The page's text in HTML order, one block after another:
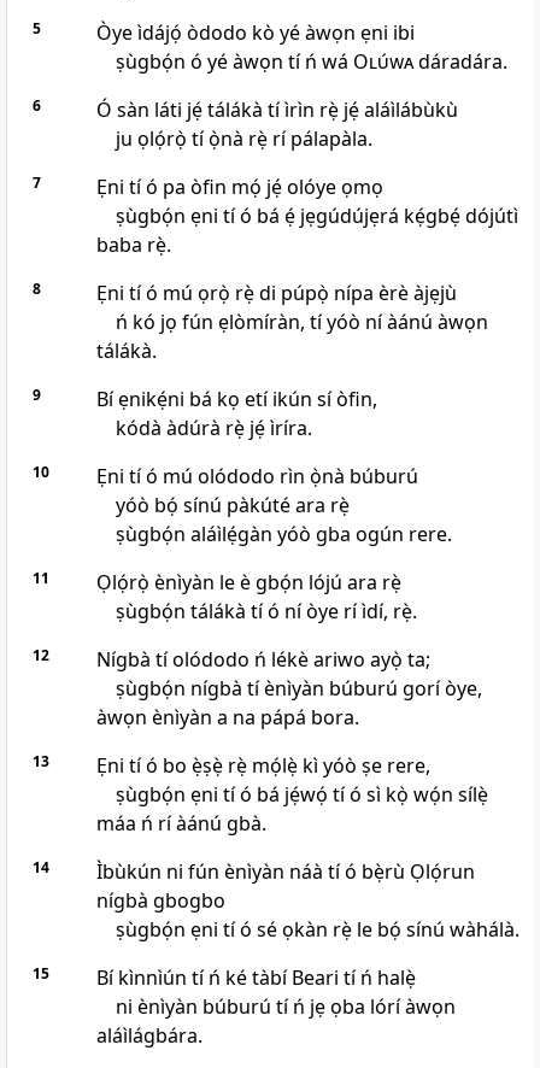
5
Òye ìdájọ́ òdodo kò yé àwọn ẹni ibi
ṣùgbọ́n ó yé àwọn tí ń wá Olúwadáradára.
6
Ó sàn láti jẹ́ tálákà tí ìrìn rẹ̀ jẹ́ aláìlábùkù
ju ọlọ́rọ̀ tí ọ̀nà rẹ̀ rí pálapàla.
7
Ẹni tí ó pa òfin mọ́ jẹ́ olóye ọmọ
ṣùgbọ́n ẹni tí ó bá ẹ́ jẹgúdújẹrá kẹ́gbẹ́ dójútì
baba rẹ̀.
8
Ẹni tí ó mú ọrọ̀ rẹ̀ di púpọ̀ nípa èrè àjẹjù
ń kó jọ fún ẹlòmíràn, tí yóò ní àánú àwọn
tálákà.
9
Bí ẹnikẹ́ni bá kọ etí ikún sí òfin,
kódà àdúrà rẹ̀ jẹ́ ìríra.
10
Ẹni tí ó mú olódodo rìn ọ̀nà búburú
yóò bọ́ sínú pàkúté ara rẹ̀
ṣùgbọ́n aláìlẹ́gàn yóò gba ogún rere.
11
Ọlọ́rọ̀ ènìyàn le è gbọ́n lójú ara rẹ̀
ṣùgbọ́n tálákà tí ó ní òye rí ìdí, rẹ̀.
12
Nígbà tí olódodo ń lékè ariwo ayọ̀ ta;
ṣùgbọ́n nígbà tí ènìyàn búburú gorí òye,
àwọn ènìyàn a na pápá bora.
13
Ẹni tí ó bo ẹ̀ṣẹ̀ rẹ̀ mọ́lẹ̀ kì yóò ṣe rere,
ṣùgbọ́n ẹni tí ó bá jẹ́wọ́ tí ó sì kọ̀ wọ́n sílẹ̀
máa ń rí àánú gbà.
14
Ìbùkún ni fún ènìyàn náà tí ó bẹ̀rù Ọlọ́run
nígbà gbogbo
ṣùgbọ́n ẹni tí ó sé ọkàn rẹ̀ le bọ́ sínú wàhálà.
15
Bí kìnnìún tí ń ké tàbí Beari tí ń halẹ̀
ni ènìyàn búburú tí ń jẹ ọba lórí àwọn
aláìlágbára.